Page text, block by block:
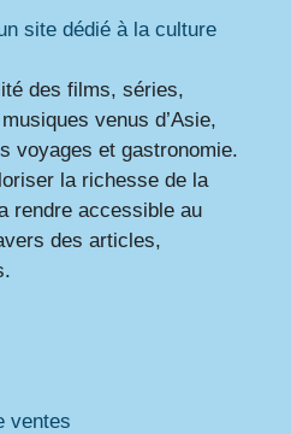
site dédié à la culture
des films, séries,
venus d’Asie,
voyages et gastronomie.
la richesse de la
rendre accessible au
des articles,
ventes